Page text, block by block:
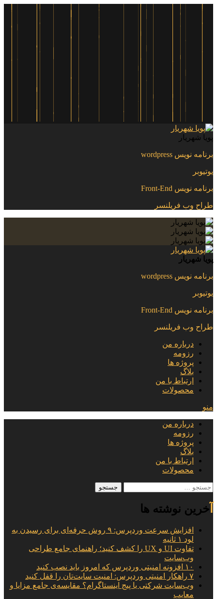
پویا شهریار
برنامه نویس wordpress
یوتیوبر
برنامه نویس Front-End
طراح وب فریلنسر
پویا شهریار
برنامه نویس wordpress
یوتیوبر
برنامه نویس Front-End
طراح وب فریلنسر
درباره من
رزومه
پروژه ها
بلاگ
ارتباط با من
محصولات
منو
درباره من
رزومه
پروژه ها
بلاگ
ارتباط با من
محصولات
جستجو
آخرین نوشته ها
افزایش سرعت وردپرس: ۹ روش حرفه‌ای برای رسیدن به
لود ۱ ثانیه
تفاوت UI و UX را کشف کنید؛ راهنمای جامع طراحی
وب‌سایت
۱۰ افزونه امنیتی وردپرس که امروز باید نصب کنید
۷ راهکار امنیتی وردپرس: امنیت سایت‌تان را قفل کنید
وب‌سایت شرکتی یا پیج اینستاگرام؟ مقایسه‌ی جامع مزایا و
معایب